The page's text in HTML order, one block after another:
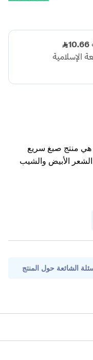
بايجن سبيدي صبغة شعر أسود بني 882 هي منتج صبغ سريع
الأبيض والشيب
للشعر
الشائعة حول المنتج